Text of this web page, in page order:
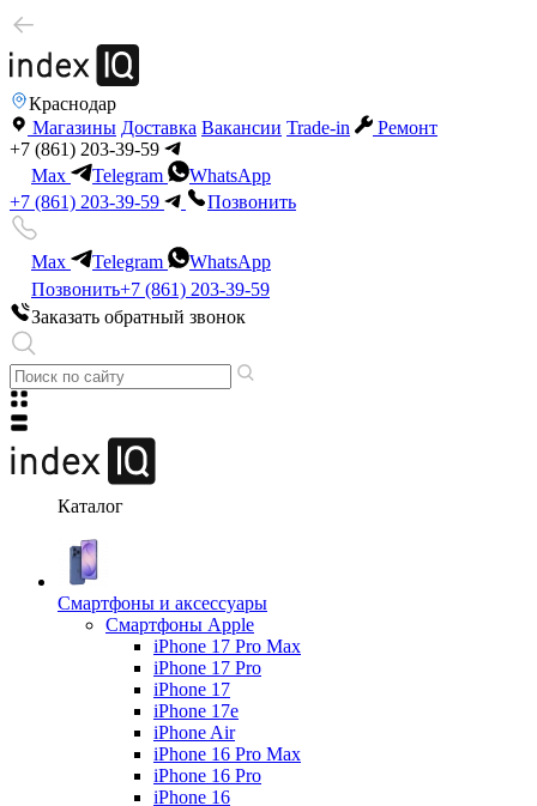
Краснодар
Магазины Доставка Вакансии Trade-in
Ремонт
+7 (861) 203-39-59
Max
Telegram
WhatsApp
+7 (861) 203-39-59
Позвонить
Max Telegram
WhatsApp
Позвонить+7 (861) 203-39-59
Заказать обратный звонок
Каталог
Смартфоны и аксессуары
Смартфоны Apple
iPhone 17 Pro Max
iPhone 17 Pro
iPhone 17
iPhone 17e
iPhone Air
iPhone 16 Pro Max
iPhone 16 Pro
iPhone 16